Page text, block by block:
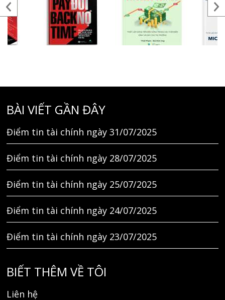
BÀI VIẾT GẦN ĐÂY
Điểm tin tài chính ngày 31/07/2025
Điểm tin tài chính ngày 28/07/2025
Điểm tin tài chính ngày 25/07/2025
Điểm tin tài chính ngày 24/07/2025
Điểm tin tài chính ngày 23/07/2025
BIẾT THÊM VỀ TÔI
Liên hệ